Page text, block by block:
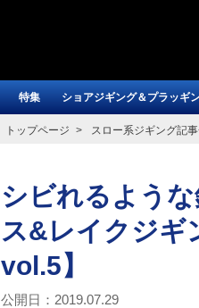
特集 ショアジギング＆プラッギ
トップページ スロー系ジギング記
シビれるよう
ス&レイクジギ
vol.5】
公開日：2019.07.29